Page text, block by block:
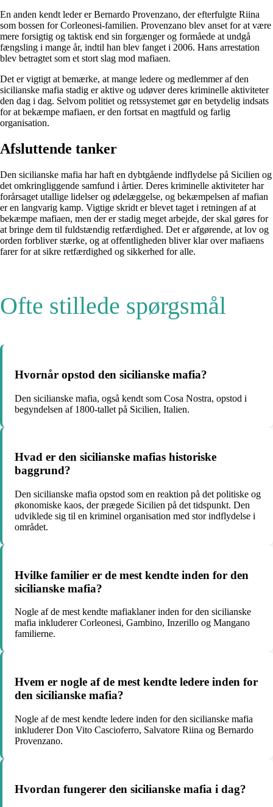
En anden kendt leder er Bernardo Provenzano, der efterfulgte Riina
som bossen for Corleonesi-familien. Provenzano blev anset for at være
mere forsigtig og taktisk end sin forgænger og formåede at undgå
fængsling i mange år, indtil han blev fanget i 2006. Hans arrestation
blev betragtet som et stort slag mod mafiaen.
Det er vigtigt at bemærke, at mange ledere og medlemmer af den
sicilianske mafia stadig er aktive og udøver deres kriminelle aktiviteter
den dag i dag. Selvom politiet og retssystemet gør en betydelig indsats
for at bekæmpe mafiaen, er den fortsat en magtfuld og farlig
organisation.
Afsluttende tanker
Den sicilianske mafia har haft en dybtgående indflydelse på Sicilien og
det omkringliggende samfund i årtier. Deres kriminelle aktiviteter har
forårsaget utallige lidelser og ødelæggelse, og bekæmpelsen af mafian
er en langvarig kamp. Vigtige skridt er blevet taget i retningen af at
bekæmpe mafiaen, men der er stadig meget arbejde, der skal gøres for
at bringe dem til fuldstændig retfærdighed. Det er afgørende, at lov og
orden forbliver stærke, og at offentligheden bliver klar over mafiaens
farer for at sikre retfærdighed og sikkerhed for alle.
Ofte stillede spørgsmål
Hvornår opstod den sicilianske mafia?
Den sicilianske mafia, også kendt som Cosa Nostra, opstod i
begyndelsen af 1800-tallet på Sicilien, Italien.
Hvad er den sicilianske mafias historiske
baggrund?
Den sicilianske mafia opstod som en reaktion på det politiske og
økonomiske kaos, der prægede Sicilien på det tidspunkt. Den
udviklede sig til en kriminel organisation med stor indflydelse i
området.
Hvilke familier er de mest kendte inden for den
sicilianske mafia?
Nogle af de mest kendte mafiaklaner inden for den sicilianske
mafia inkluderer Corleonesi, Gambino, Inzerillo og Mangano
familierne.
Hvem er nogle af de mest kendte ledere inden for
den sicilianske mafia?
Nogle af de mest kendte ledere inden for den sicilianske mafia
inkluderer Don Vito Cascioferro, Salvatore Riina og Bernardo
Provenzano.
Hvordan fungerer den sicilianske mafia i dag?